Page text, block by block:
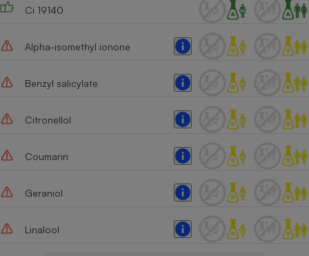
Ci 19140
Alpha-isomethyl ionone
Benzyl salicylate
Citronellol
Coumarin
Geraniol
Linalool